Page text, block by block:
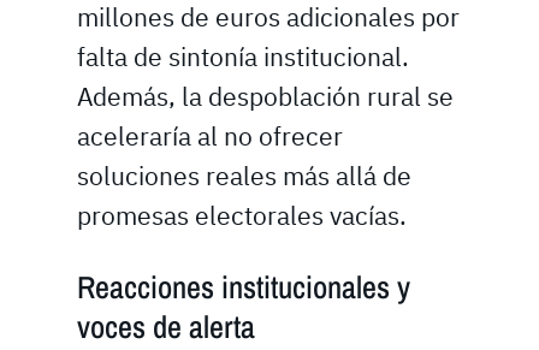
millones de euros adicionales por
falta de sintonía institucional.
Además, la despoblación rural se
aceleraría al no ofrecer
soluciones reales más allá de
promesas electorales vacías.
Reacciones institucionales y
voces de alerta